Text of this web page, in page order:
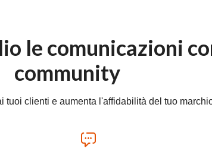
le comunicazioni
community
tuoi clienti e aumenta l'affidabilità del tuo